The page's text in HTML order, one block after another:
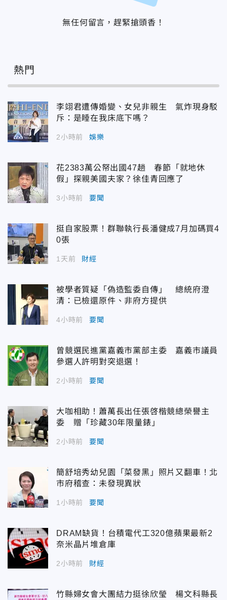
無任何留言，趕緊搶頭香！
熱門
李翊君遭傳婚變、女兒非親生 氣炸現身駁
斥：是睡在我床底下嗎？
2小時前 娛樂
花2383萬公帑出國47趟 春節「就地休
假」探親美國夫家？徐佳青回應了
3小時前 要聞
挺自家股票！群聯執行長潘健成7月加碼買4
0張
1天前 財經
被學者質疑「偽造監委自傳」 總統府澄
清：已檢還原件、非府方提供
4小時前 要聞
曾競選民進黨嘉義市黨部主委 嘉義市議員
參選人許明對突退選！
2小時前 要聞
大咖相助！蕭萬長出任張啓楷競總榮譽主
委 贈「珍藏30年限量錶」
2小時前 要聞
簡舒培秀幼兒園「菜發黑」照片又翻車！北
市府稽查：未發現異狀
1小時前 要聞
DRAM缺貨！台積電代工320億蘋果最新2
奈米晶片堆倉庫
2小時前 財經
竹縣婦女會大團結力挺徐欣瑩 楊文科縣長